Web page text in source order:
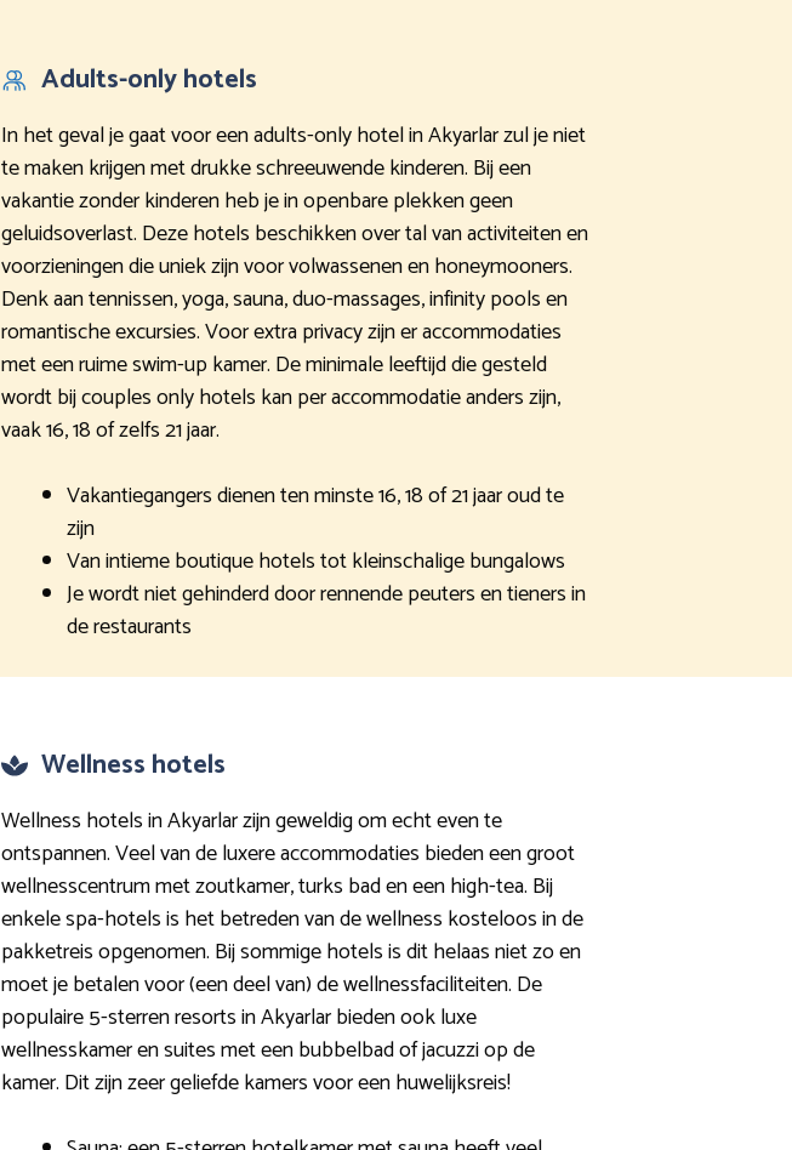
Adults-only hotels
In het geval je gaat voor een adults-only hotel in Akyarlar zul je niet
te maken krijgen met drukke schreeuwende kinderen. Bij een
vakantie zonder kinderen heb je in openbare plekken geen
geluidsoverlast. Deze hotels beschikken over tal van activiteiten en
voorzieningen die uniek zijn voor volwassenen en honeymooners.
Denk aan tennissen, yoga, sauna, duo-massages, infinity pools en
romantische excursies. Voor extra privacy zijn er accommodaties
met een ruime swim-up kamer. De minimale leeftijd die gesteld
wordt bij couples only hotels kan per accommodatie anders zijn,
vaak 16, 18 of zelfs 21 jaar.
Vakantiegangers dienen ten minste 16, 18 of 21 jaar oud te
zijn
Van intieme boutique hotels tot kleinschalige bungalows
Je wordt niet gehinderd door rennende peuters en tieners in
de restaurants
Wellness hotels
Wellness hotels in Akyarlar zijn geweldig om echt even te
ontspannen. Veel van de luxere accommodaties bieden een groot
wellnesscentrum met zoutkamer, turks bad en een high-tea. Bij
enkele spa-hotels is het betreden van de wellness kosteloos in de
pakketreis opgenomen. Bij sommige hotels is dit helaas niet zo en
moet je betalen voor (een deel van) de wellnessfaciliteiten. De
populaire 5-sterren resorts in Akyarlar bieden ook luxe
wellnesskamer en suites met een bubbelbad of jacuzzi op de
kamer. Dit zijn zeer geliefde kamers voor een huwelijksreis!